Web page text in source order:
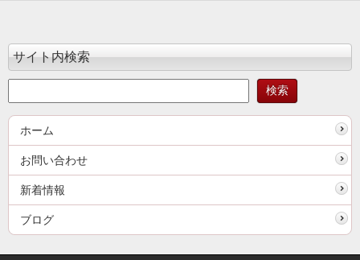
サイト内検索
ホーム
お問い合わせ
新着情報
ブログ